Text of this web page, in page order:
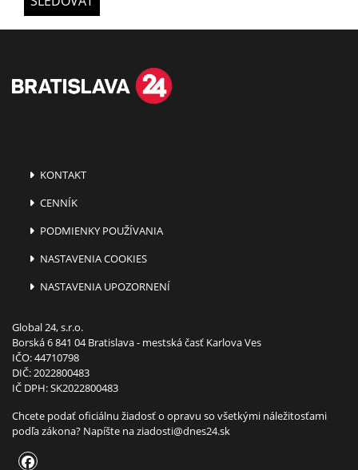
KONTAKT
CENNÍK
PODMIENKY POUŽÍVANIA
NASTAVENIA COOKIES
NASTAVENIA UPOZORNENÍ
Global 24, s.r.o.
Borská 6 841 04 Bratislava - mestská časť Karlova Ves
IČO: 44710798
DIČ: 2022800483
IČ DPH: SK2022800483
Chcete podať oficiálnu žiadosť o opravu so všetkými náležitosťami
podľa zákona? Napíšte naziadosti@dnes24.sk